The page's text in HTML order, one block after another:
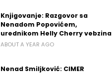
Knjigovanje: Razgovor sa
Nenadom Popovićem,
urednikom Helly Cherry vebzina
ABOUT A YEAR AGO
Nenad Smiljković: CIMER